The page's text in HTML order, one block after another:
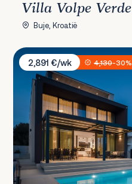
Villa Volpe Verde
Buje, Kroatië
Villa Acacia
2,891 €/wk
4,130-30%